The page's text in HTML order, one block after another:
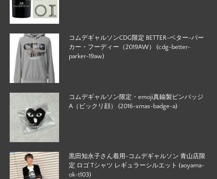
コムデギャルソンCDG限定 BETTER-ベター-パー
カー・フーディー（2019AW） (cdg-better-
parker-19aw)
コムデギャルソン限定・emoji真鍮製ピンバッジ
A（ビックリ顔） (2016-xmas-badge-a)
黒田知永子さん着用-コムデギャルソン 青山店限
定 ロゴ Tシャツ レギュラーシルエット (aoyama-
ok-t103)